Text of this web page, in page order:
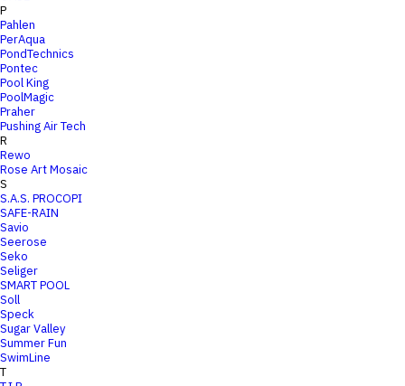
P
Pahlen
PerAqua
PondTechnics
Pontec
Pool King
PoolMagic
Praher
Pushing Air Tech
R
Rewo
Rose Art Mosaic
S
S.A.S. PROCOPI
SAFE-RAIN
Savio
Seerose
Seko
Seliger
SMART POOL
Soll
Speck
Sugar Valley
Summer Fun
SwimLine
T